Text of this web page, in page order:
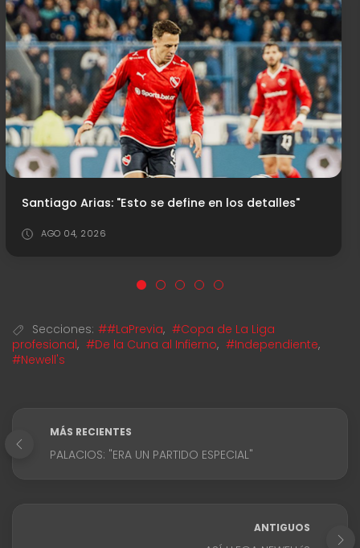
Así llega Estudiantes de La Plata
JUL 25, 2026
Secciones: ##LaPrevia, #Copa de La Liga
profesional, #De la Cuna al Infierno, #Independiente,
#Newell's
MÁS RECIENTES
PALACIOS: "ERA UN PARTIDO ESPECIAL"
ANTIGUOS